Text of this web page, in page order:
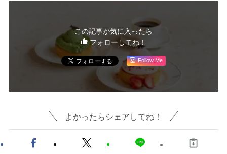
この記事が気に入ったら
フォローしてね！
Follow Me
よかったらシェアしてね！